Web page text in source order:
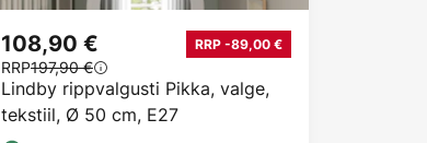
Lindby rippvalgusti Pikka, valge,
tekstiil, Ø 50 cm, E27
108,90 € RRP -89,00 €
RRP197,90 €